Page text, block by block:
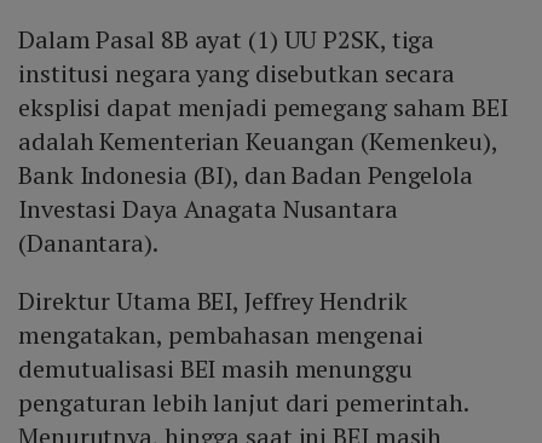
Dalam Pasal 8B ayat (1) UU P2SK, tiga
institusi negara yang disebutkan secara
eksplisi dapat menjadi pemegang saham BEI
adalah Kementerian Keuangan (Kemenkeu),
Bank Indonesia (BI), dan Badan Pengelola
Investasi Daya Anagata Nusantara
(Danantara).
Direktur Utama BEI, Jeffrey Hendrik
mengatakan, pembahasan mengenai
demutualisasi BEI masih menunggu
pengaturan lebih lanjut dari pemerintah.